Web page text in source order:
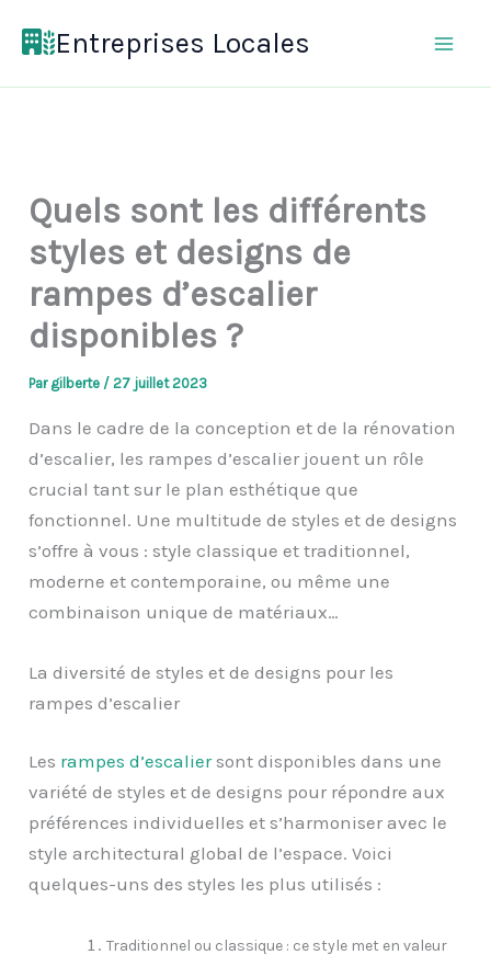
Entreprises Locales
Quels sont les différents
styles et designs de
rampes d’escalier
disponibles ?
Par gilberte /27 juillet 2023
Dans le cadre de la conception et de la rénovation
d’escalier, les rampes d’escalier jouent un rôle
crucial tant sur le plan esthétique que
fonctionnel. Une multitude de styles et de designs
s’offre à vous : style classique et traditionnel,
moderne et contemporaine, ou même une
combinaison unique de matériaux…
La diversité de styles et de designs pour les
rampes d’escalier
Les rampes d’escaliersont disponibles dans une
variété de styles et de designs pour répondre aux
préférences individuelles et s’harmoniser avec le
style architectural global de l’espace. Voici
quelques-uns des styles les plus utilisés :
Traditionnel ou classique : ce style met en valeur